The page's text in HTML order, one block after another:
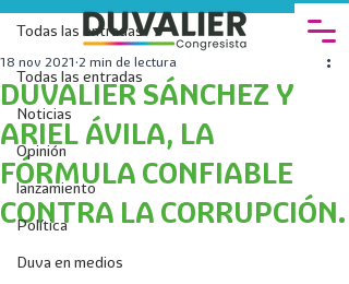
Todas las entradas
Noticias
Opinión
lanzamiento
Política
Duva en medios
Todas las entradas
DUVALIER SÁNCHEZ Y
ARIEL ÁVILA, LA
FÓRMULA CONFIABLE
CONTRA LA CORRUPCIÓN.
18 nov 2021 2 min de lectura